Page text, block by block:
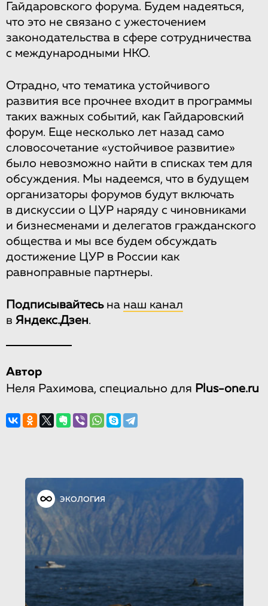
Гайдаровского форума. Будем надеяться,
что это не связано с ужесточением
законодательства в сфере сотрудничества
с международными НКО.
Отрадно, что тематика устойчивого
развития все прочнее входит в программы
таких важных событий, как Гайдаровский
форум. Еще несколько лет назад само
словосочетание «устойчивое развитие»
было невозможно найти в списках тем для
обсуждения. Мы надеемся, что в будущем
организаторы форумов будут включать
в дискуссии о ЦУР наряду с чиновниками
и бизнесменами и делегатов гражданского
общества и мы все будем обсуждать
достижение ЦУР в России как
равноправные партнеры.
Подписывайтесьна наш канал
в Яндекс.Дзен.
Автор
Неля Рахимова, специально для Plus-one.ru
ЭКОЛОГИЯ